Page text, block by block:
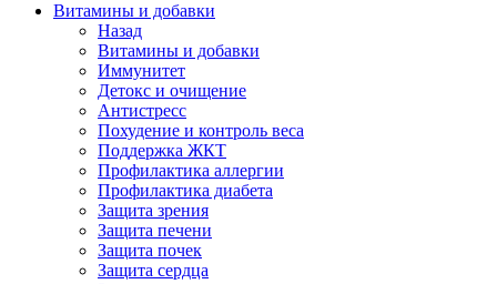
Витамины и добавки
Назад
Витамины и добавки
Иммунитет
Детокс и очищение
Антистресс
Похудение и контроль веса
Поддержка ЖКТ
Профилактика аллергии
Профилактика диабета
Защита зрения
Защита печени
Защита почек
Защита сердца